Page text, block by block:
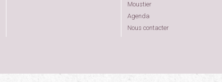
Moustier
Agenda
Nous contacter